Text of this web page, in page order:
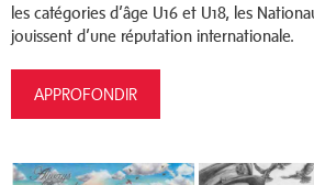
les catégories d’âge U16 et U18, les
jouissent d’une réputation internationale.
APPROFONDIR